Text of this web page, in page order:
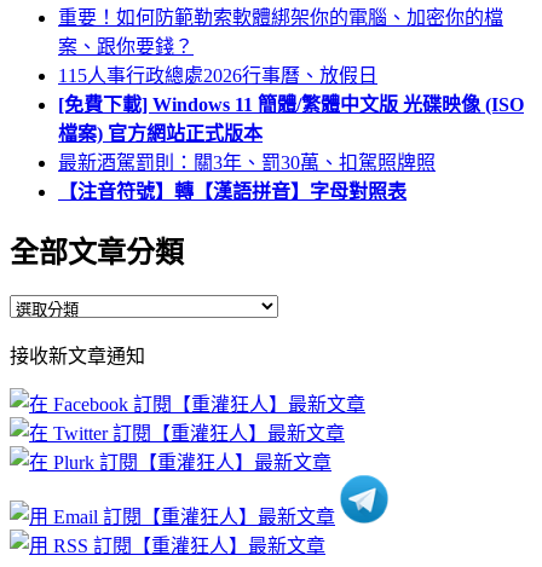
重要！如何防範勒索軟體綁架你的電腦、加密你的檔
案、跟你要錢？
115人事行政總處2026行事曆、放假日
[免費下載] Windows 11 簡體/繁體中文版 光碟映像 (ISO
檔案) 官方網站正式版本
最新酒駕罰則：關3年、罰30萬、扣駕照牌照
【注音符號】轉【漢語拼音】字母對照表
全部文章分類
全
文
章
分
類
接收新文章通知